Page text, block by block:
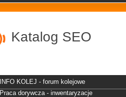
Katalog SEO
INFO KOLEJ - forum kolejowe
Praca dorywcza - inwentaryzacje